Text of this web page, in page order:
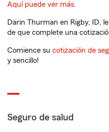
Aquí puede ver más.
Darin Thurman en Rigby, ID,
de que complete una
Comience su cotización de
y sencillo!
Seguro de salud